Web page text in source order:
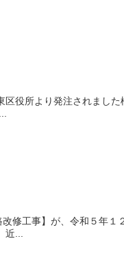
役所より発注されました
修工事】が、令和５年１
...